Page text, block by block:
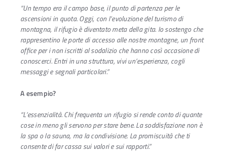
“Un tempo era il campo base, il punto di partenza per le
ascensioni in quota. Oggi, con l’evoluzione del turismo di
montagna, il rifugio è diventato meta della gita. Io sostengo che
rappresentino le porte di accesso alle nostre montagne, un front
office per i non iscritti al sodalizio che hanno così occasione di
conoscerci. Entri in una struttura, vivi un’esperienza, cogli
messaggi e segnali particolari.”
A esempio?
“L’essenzialità. Chi frequenta un rifugio si rende conto di quante
cose in meno gli servono per stare bene. La soddisfazione non è
la spa o la sauna, ma la condivisione. La promiscuità che ti
consente di far cassa sui valori e sui rapporti.”